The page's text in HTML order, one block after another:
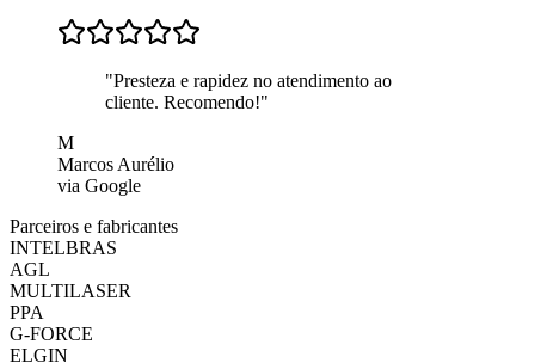
"Presteza e rapidez no atendimento ao
cliente. Recomendo!"
M
Marcos Aurélio
via Google
Parceiros e fabricantes
INTELBRAS
AGL
MULTILASER
PPA
G-FORCE
ELGIN